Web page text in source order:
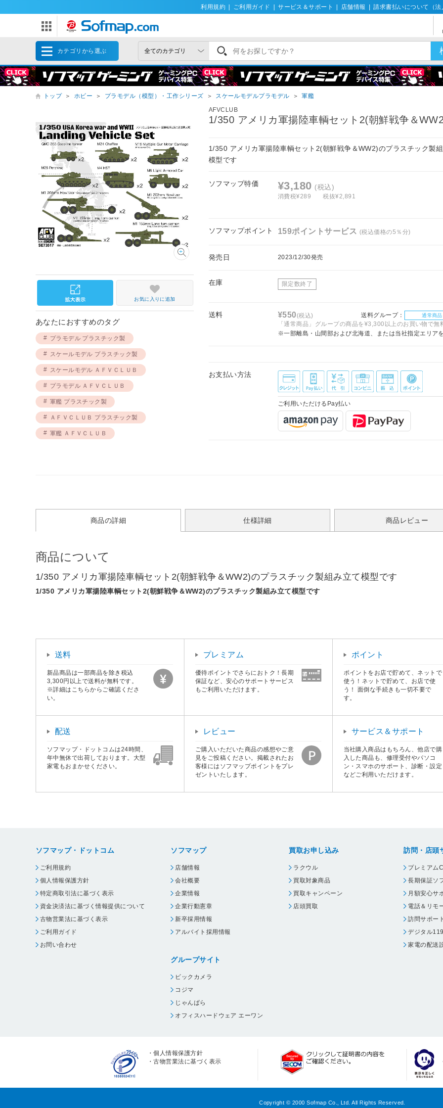
利用規約 ご利用ガイド サービス＆サポート 店舗情報 請求書払いについて（法
カテゴリから選ぶ
トップ ＞ ホビー ＞ プラモデル（模型）・工作シリーズ ＞ スケールモデルプラモデル ＞
軍艦
AFVCLUB
1/350 アメリカ軍揚陸車輌セット2(朝鮮戦争＆
1/350 アメリカ軍揚陸車輌セット2(朝鮮戦争＆WW2)のプラスチック製
模型です
ソフマップ特価 ¥3,180 (税込)
消費税¥289 税抜¥2,891
ソフマップポイント 159ポイントサービス (税込価格の5％分)
発売日 2023/12/30発売
在庫 限定数終了
送料 ¥550(税込) 送料グループ： 通常商品
「通常商品」グループの商品を¥3,300以上のお買い物で無
※一部離島・山間部および北海道、または当社指定エリア
お支払い方法
ご利用いただけるPay払い
お気に入りに追加
あなたにおすすめのタグ
プラモデル プラスチック製
スケールモデル プラスチック製
スケールモデル ＡＦＶＣＬＵＢ
プラモデル ＡＦＶＣＬＵＢ
軍艦 プラスチック製
ＡＦＶＣＬＵＢ プラスチック製
軍艦 ＡＦＶＣＬＵＢ
商品の詳細 仕様詳細 商品レビュー
商品について
1/350 アメリカ軍揚陸車輌セット2(朝鮮戦争＆WW2)のプラスチック製組み立て模型です
1/350 アメリカ軍揚陸車輌セット2(朝鮮戦争＆WW2)のプラスチック製組み立て模型です
送料
新品商品は一部商品を除き税込
3,300円以上で送料が無料です。
※詳細はこちらからご確認くださ
い。
プレミアム
優待ポイントでさらにおトク！長期
保証など、安心のサポートサービス
もご利用いただけます。
ポイント
ポイントをお店で貯めて、ネットで
使う！ネットで貯めて、お店で使
う！ 面倒な手続きも一切不要で
す。
配送
ソフマップ・ドットコムは24時間、
年中無休で出荷しております。大型
家電もおまかせください。
レビュー
ご購入いただいた商品の感想やご意
見をご投稿ください。掲載されたお
客様にはソフマップポイントをプレ
ゼントいたします。
サービス＆サポート
当社購入商品はもちろん、他店で購
入した商品も、修理受付やパソコ
ン・スマホのサポート、診断・設定
などご利用いただけます。
ソフマップ・ドットコム
ご利用規約
個人情報保護方針
特定商取引法に基づく表示
資金決済法に基づく情報提供について
古物営業法に基づく表示
ご利用ガイド
お問い合わせ
ソフマップ
店舗情報
会社概要
企業情報
企業行動憲章
新卒採用情報
アルバイト採用情報
グループサイト
ビックカメラ
コジマ
じゃんぱら
オフィスハードウェア エーワン
買取お申し込み
ラクウル
買取対象商品
買取キャンペーン
店頭買取
訪問・店頭
プレミアム
長期保証ソ
月額安心サ
電話＆リモ
訪問サポー
デジタル
家電の配送
・個人情報保護方針
・古物営業法に基づく表示
Copyright © 2000 Sofmap Co., Ltd. All Rights Reserved.